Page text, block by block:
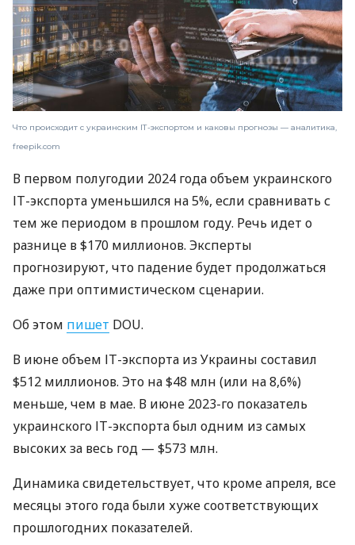
Что происходит с украинским ІТ-экспортом и каковы прогнозы — аналитика,
freepik.com
В первом полугодии 2024 года объем украинского
ІТ-экспорта уменьшился на 5%, если сравнивать с
тем же периодом в прошлом году. Речь идет о
разнице в $170 миллионов. Эксперты
прогнозируют, что падение будет продолжаться
даже при оптимистическом сценарии.
Об этом пишет DOU.
В июне объем ІТ-экспорта из Украины составил
$512 миллионов. Это на $48 млн (или на 8,6%)
меньше, чем в мае. В июне 2023-го показатель
украинского ІТ-экспорта был одним из самых
высоких за весь год — $573 млн.
Динамика свидетельствует, что кроме апреля, все
месяцы этого года были хуже соответствующих
прошлогодних показателей.